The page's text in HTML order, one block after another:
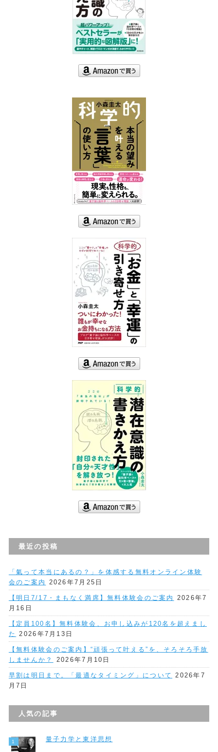
最近の投稿
「氣って本当にあるの？」を体感する無料オンライン体験
会のご案内
2026年7月25日
【明日7/17・まもなく満席】無料体験会のご案内
2026年7
月16日
【定員100名】無料体験会、お申し込みが120名を超えまし
た
2026年7月13日
【無料体験会のご案内】“頑張って叶える”を、そろそろ手放
しませんか？
2026年7月10日
早割は明日まで。「最適なタイミング」について
2026年7
月7日
人気の記事
量子力学と東洋思想